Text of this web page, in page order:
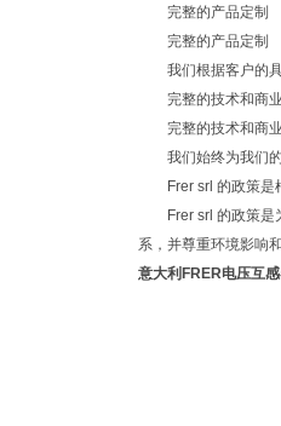
完整的产品定制
完整的产品定制
我们根据客户的具
完整的技术和商
完整的技术和商
我们始终为我们的
Frer srl 的政策是根
Frer srl 的政策是为
系，并尊重环境影响
意大利FRER电压互